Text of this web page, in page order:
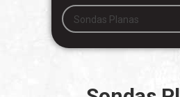
Sondas Planas